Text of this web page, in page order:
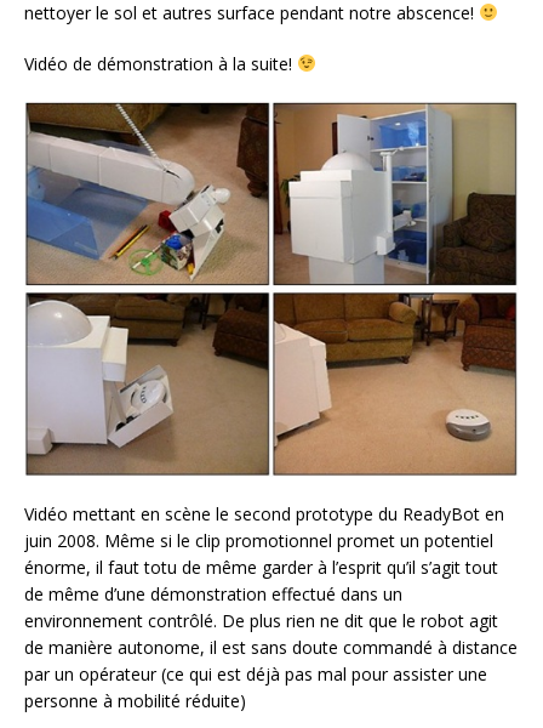
nettoyer le sol et autres surface pendant notre abscence!
Vidéo de démonstration à la suite!
Vidéo mettant en scène le second prototype du ReadyBot en
juin 2008. Même si le clip promotionnel promet un potentiel
énorme, il faut totu de même garder à l’esprit qu’il s’agit tout
de même d’une démonstration effectué dans un
environnement contrôlé. De plus rien ne dit que le robot agit
de manière autonome, il est sans doute commandé à distance
par un opérateur (ce qui est déjà pas mal pour assister une
personne à mobilité réduite)